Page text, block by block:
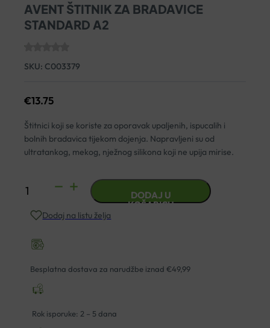
AVENT ŠTITNIK ZA BRADAVICE
STANDARD A2
SKU: C003379
€13.75
Štitnici koji se koriste za oporavak upaljenih, ispucalih i
bolnih bradavica tijekom dojenja. Napravljeni su od
ultratankog, mekog, nježnog silikona koji ne upija mirise.
AVENT
ZA
STANDARD
A2
DODAJ U
KOŠARICU
Dodaj na listu želja
Besplatna dostava za narudžbe iznad €49,99
Rok isporuke: 2 – 5 dana